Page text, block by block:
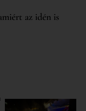
az idén is